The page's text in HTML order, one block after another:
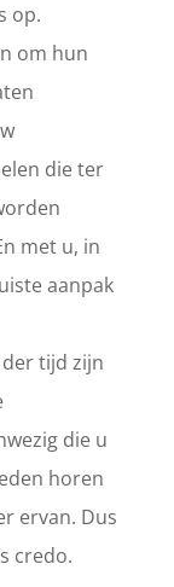
op.
om hun
die ter
met u, in
aanpak
tijd zijn
die u
horen
ervan. Dus
credo.